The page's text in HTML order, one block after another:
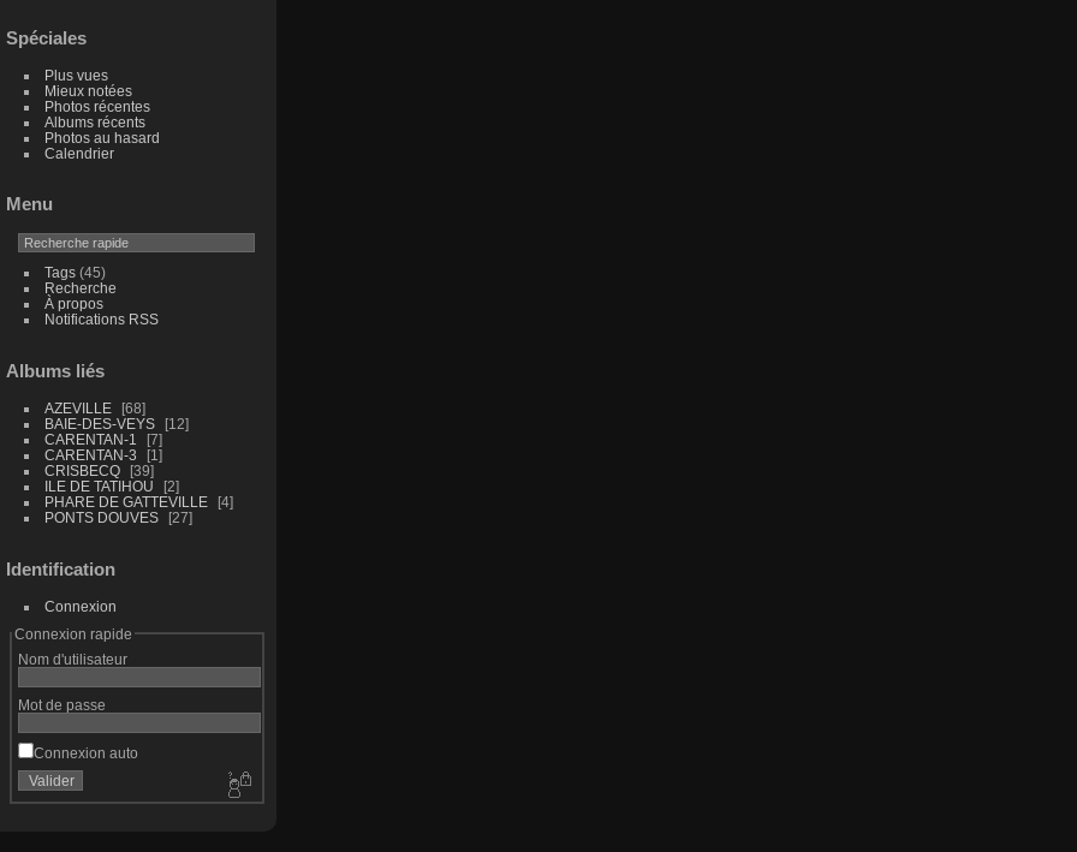
Spéciales
Plus vues
Mieux notées
Photos récentes
Albums récents
Photos au hasard
Calendrier
Menu
Tags(45)
Recherche
À propos
Notifications RSS
Albums liés
AZEVILLE
68
BAIE-DES-VEYS
12
CARENTAN-1
7
CARENTAN-3
1
CRISBECQ
39
ILE DE TATIHOU
2
PHARE DE GATTEVILLE
4
PONTS DOUVES
27
Identification
Connexion
Connexion rapide
Nom d'utilisateur
Mot de passe
Connexion auto